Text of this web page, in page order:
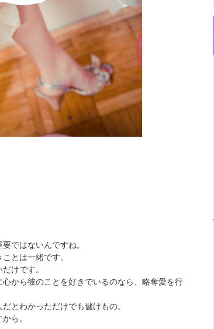
ではないんですね。
とは一緒です。
けです。
から彼のことを好きでいるのなら、略奪愛を行
とわかっただけでも儲けもの。
ら。